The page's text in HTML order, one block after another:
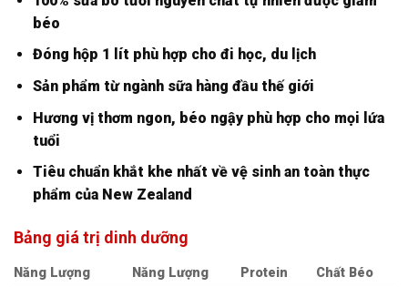
béo
Đóng hộp 1 lít phù hợp cho đi học, du lịch
Sản phẩm từ ngành sữa hàng đầu thế giới
Hương vị thơm ngon, béo ngậy phù hợp cho mọi lứa
tuổi
Tiêu chuẩn khắt khe nhất về vệ sinh an toàn thực
phẩm của New Zealand
Bảng giá trị dinh dưỡng
Năng Lượng Năng Lượng Protein
Chất Béo